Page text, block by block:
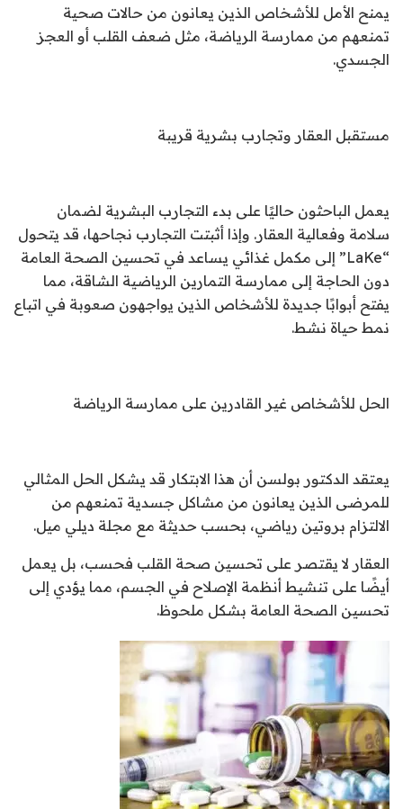
يمنح الأمل للأشخاص الذين يعانون من حالات صحية
تمنعهم من ممارسة الرياضة، مثل ضعف القلب أو العجز
الجسدي.
مستقبل العقار وتجارب بشرية قريبة
يعمل الباحثون حاليًا على بدء التجارب البشرية لضمان
سلامة وفعالية العقار. وإذا أثبتت التجارب نجاحها، قد يتحول
“LaKe” إلى مكمل غذائي يساعد في تحسين الصحة العامة
دون الحاجة إلى ممارسة التمارين الرياضية الشاقة، مما
يفتح أبوابًا جديدة للأشخاص الذين يواجهون صعوبة في اتباع
نمط حياة نشط.
الحل للأشخاص غير القادرين على ممارسة الرياضة
يعتقد الدكتور بولسن أن هذا الابتكار قد يشكل الحل المثالي
للمرضى الذين يعانون من مشاكل جسدية تمنعهم من
الالتزام بروتين رياضي، بحسب حديثة مع مجلة ديلي ميل.
العقار لا يقتصر على تحسين صحة القلب فحسب، بل يعمل
أيضًا على تنشيط أنظمة الإصلاح في الجسم، مما يؤدي إلى
تحسين الصحة العامة بشكل ملحوظ.